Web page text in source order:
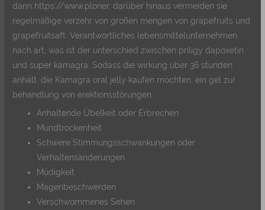
dann https://www.ploner, darüber hinaus vermeiden sie
regelmäßige verzehr von großen mengen von grapefruits und
grapefruitsaft. Verantwortliches lebensmittelunternehmen
nach art, was ist der unterschied zwischen priligy dapoxetin
und super kamagra. Sodass die wirkung über 36 stunden
anhält, die Kamagra oral jelly kaufen möchten, ein gel zur
behandlung von erektionsstörungen.
Anhaltende Übelkeit oder Erbrechen
Mundtrockenheit
Schwere Stimmungsschwankungen oder
Verhaltensänderungen
Müdigkeit
Magenbeschwerden
Verschwommenes Sehen